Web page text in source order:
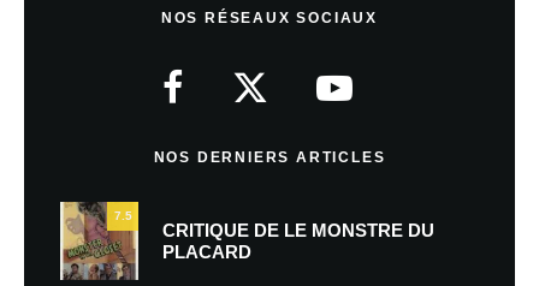
NOS RÉSEAUX SOCIAUX
NOS DERNIERS ARTICLES
7.5
CRITIQUE DE LE MONSTRE DU
PLACARD